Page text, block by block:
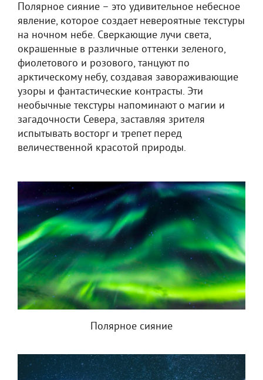
Полярное сияние – это удивительное небесное
явление, которое создает невероятные текстуры
на ночном небе. Сверкающие лучи света,
окрашенные в различные оттенки зеленого,
фиолетового и розового, танцуют по
арктическому небу, создавая завораживающие
узоры и фантастические контрасты. Эти
необычные текстуры напоминают о магии и
загадочности Севера, заставляя зрителя
испытывать восторг и трепет перед
величественной красотой природы.
Полярное сияние